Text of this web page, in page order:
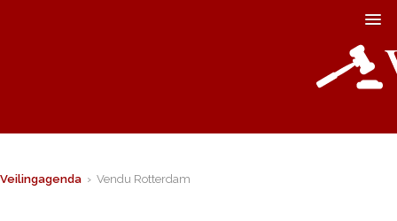
Veilingagenda › Vendu Rotterdam